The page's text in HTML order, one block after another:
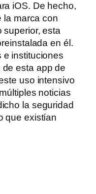
iOS. De hecho,
la marca con
superior, esta
en él.
e instituciones
esta app de
uso intensivo
noticias
la seguridad
que existían